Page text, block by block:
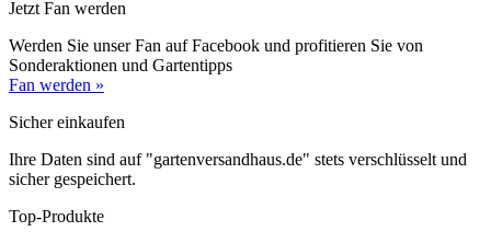
Jetzt Fan werden
Werden Sie unser Fan auf Facebook und profitieren Sie von
Sonderaktionen und Gartentipps
Fan werden »
Sicher einkaufen
Ihre Daten sind auf "gartenversandhaus.de" stets verschlüsselt und
sicher gespeichert.
Top-Produkte